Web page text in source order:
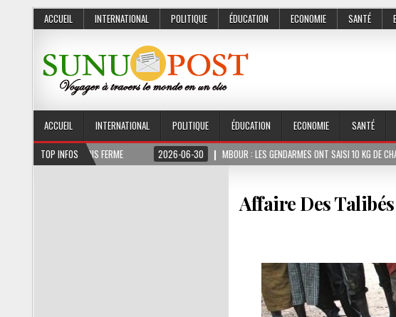
ACCUEIL INTERNATIONAL POLITIQUE ÉDUCATION ECONOMIE SANTÉ
ACCUEIL INTERNATIONAL POLITIQUE ÉDUCATION ECONOMIE SANTÉ
TOP INFOS
3 MOIS FERME 2026-06-30 MBOUR : LES GENDARMES ONT SAISI 10 KG DE CHANVRE INDIEN
Affaire Des